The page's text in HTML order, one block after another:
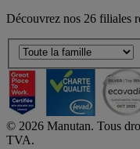
Découvrez nos 26 filiales
© 2026 Manutan. Tous
TVA.